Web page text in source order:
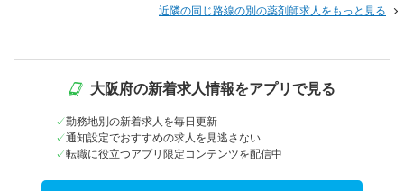
近隣の同じ路線の別の薬剤師求人をもっと見る
大阪府の新着求人情報をアプリで見る
勤務地別の新着求人を毎日更新
通知設定でおすすめの求人を見逃さない
転職に役立つアプリ限定コンテンツを配信中